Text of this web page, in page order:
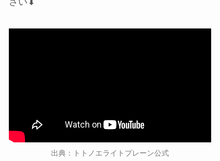
出典：トトノエライトプレーン公式